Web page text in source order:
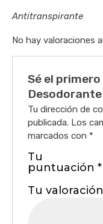
Antitranspirante
No hay valoraciones
Sé el
Tu dirección de
publicada. Los
marcados con *
Tu
puntuación*
Tu